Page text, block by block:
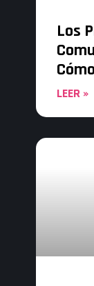
Los
LEER »